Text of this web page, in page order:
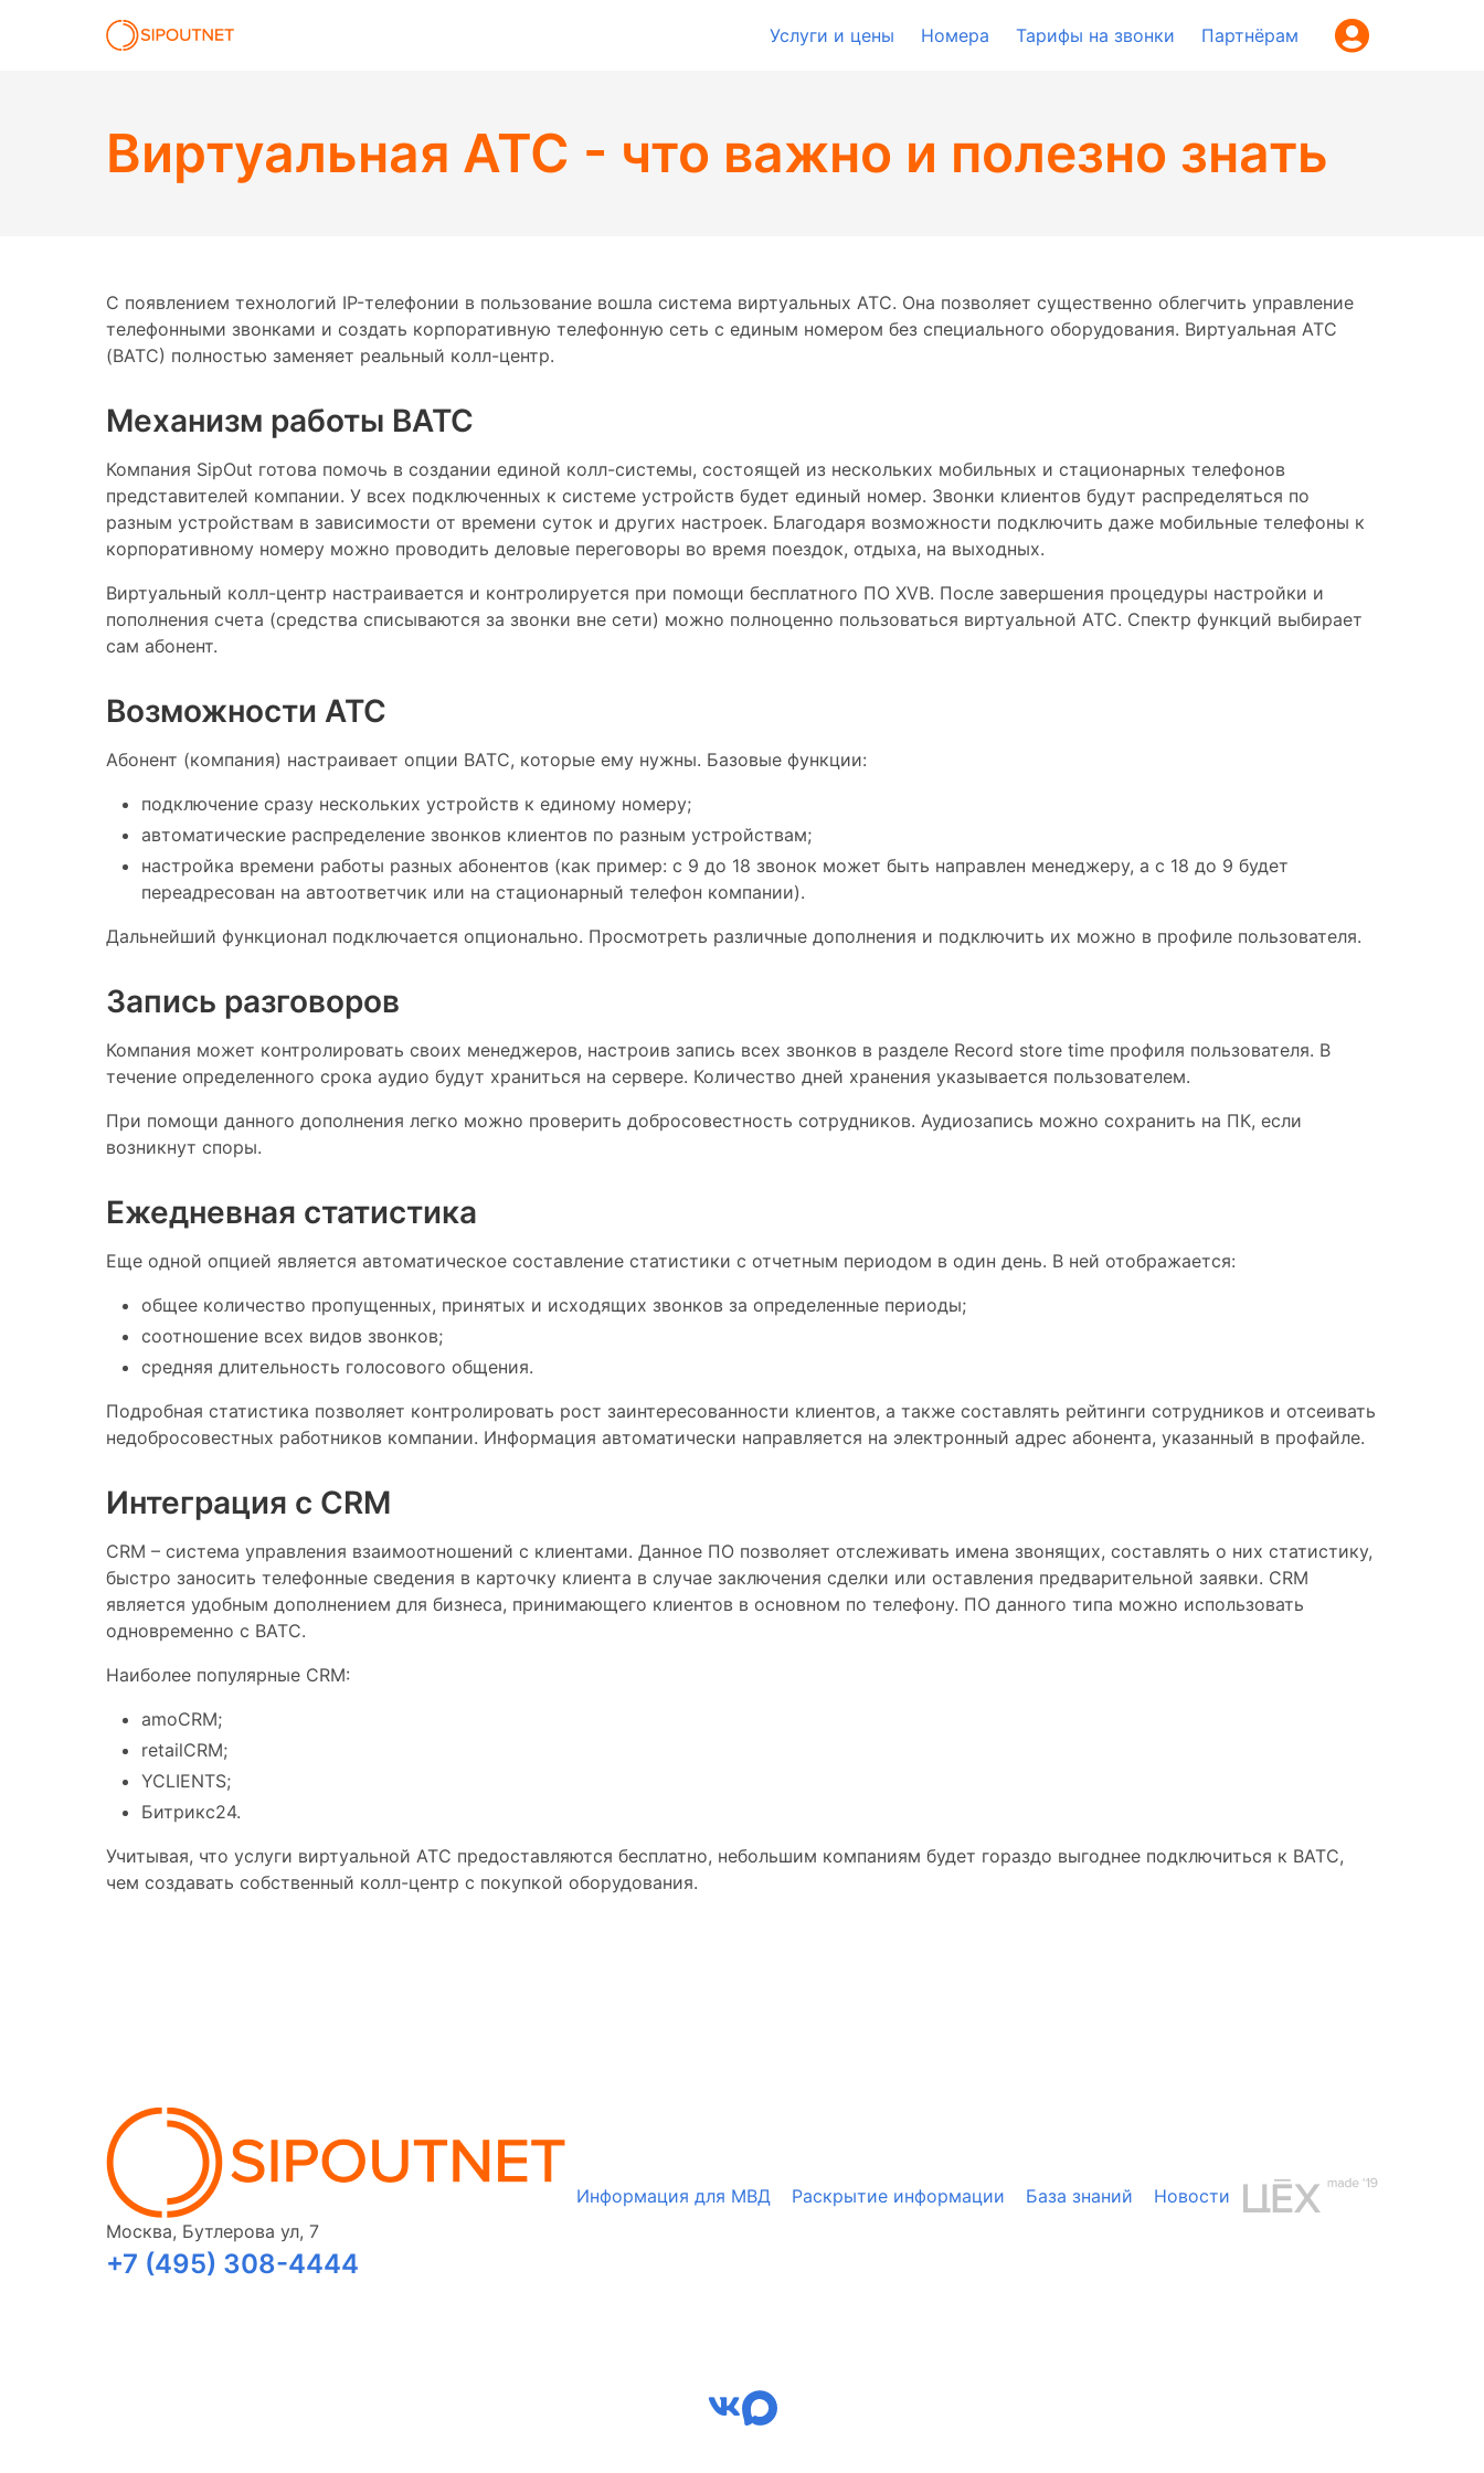
Услуги и цены Номера Тарифы на звонки Партнёрам
Виртуальная АТС - что важно и полезно знать
С появлением технологий IP-телефонии в пользование вошла система виртуальных АТС. Она позволяет существенно облегчить управление
телефонными звонками и создать корпоративную телефонную сеть с единым номером без специального оборудования. Виртуальная АТС
(ВАТС) полностью заменяет реальный колл-центр.
Механизм работы ВАТС
Компания SipOut готова помочь в создании единой колл-системы, состоящей из нескольких мобильных и стационарных телефонов
представителей компании. У всех подключенных к системе устройств будет единый номер. Звонки клиентов будут распределяться по
разным устройствам в зависимости от времени суток и других настроек. Благодаря возможности подключить даже мобильные телефоны к
корпоративному номеру можно проводить деловые переговоры во время поездок, отдыха, на выходных.
Виртуальный колл-центр настраивается и контролируется при помощи бесплатного ПО XVB. После завершения процедуры настройки и
пополнения счета (средства списываются за звонки вне сети) можно полноценно пользоваться виртуальной АТС. Спектр функций выбирает
сам абонент.
Возможности АТС
Абонент (компания) настраивает опции ВАТС, которые ему нужны. Базовые функции:
подключение сразу нескольких устройств к единому номеру;
автоматические распределение звонков клиентов по разным устройствам;
настройка времени работы разных абонентов (как пример: с 9 до 18 звонок может быть направлен менеджеру, а с 18 до 9 будет
переадресован на автоответчик или на стационарный телефон компании).
Дальнейший функционал подключается опционально. Просмотреть различные дополнения и подключить их можно в профиле пользователя.
Запись разговоров
Компания может контролировать своих менеджеров, настроив запись всех звонков в разделе Record store time профиля пользователя. В
течение определенного срока аудио будут храниться на сервере. Количество дней хранения указывается пользователем.
При помощи данного дополнения легко можно проверить добросовестность сотрудников. Аудиозапись можно сохранить на ПК, если
возникнут споры.
Ежедневная статистика
Еще одной опцией является автоматическое составление статистики с отчетным периодом в один день. В ней отображается:
общее количество пропущенных, принятых и исходящих звонков за определенные периоды;
соотношение всех видов звонков;
средняя длительность голосового общения.
Подробная статистика позволяет контролировать рост заинтересованности клиентов, а также составлять рейтинги сотрудников и отсеивать
недобросовестных работников компании. Информация автоматически направляется на электронный адрес абонента, указанный в профайле.
Интеграция с CRM
CRM – система управления взаимоотношений с клиентами. Данное ПО позволяет отслеживать имена звонящих, составлять о них статистику,
быстро заносить телефонные сведения в карточку клиента в случае заключения сделки или оставления предварительной заявки. CRM
является удобным дополнением для бизнеса, принимающего клиентов в основном по телефону. ПО данного типа можно использовать
одновременно с ВАТС.
Наиболее популярные CRM:
amoCRM;
retailCRM;
YCLIENTS;
Битрикс24.
Учитывая, что услуги виртуальной АТС предоставляются бесплатно, небольшим компаниям будет гораздо выгоднее подключиться к ВАТС,
чем создавать собственный колл-центр с покупкой оборудования.
Москва, Бутлерова ул, 7
+7 (495) 308-4444
Информация для МВД Раскрытие информации База знаний Новости